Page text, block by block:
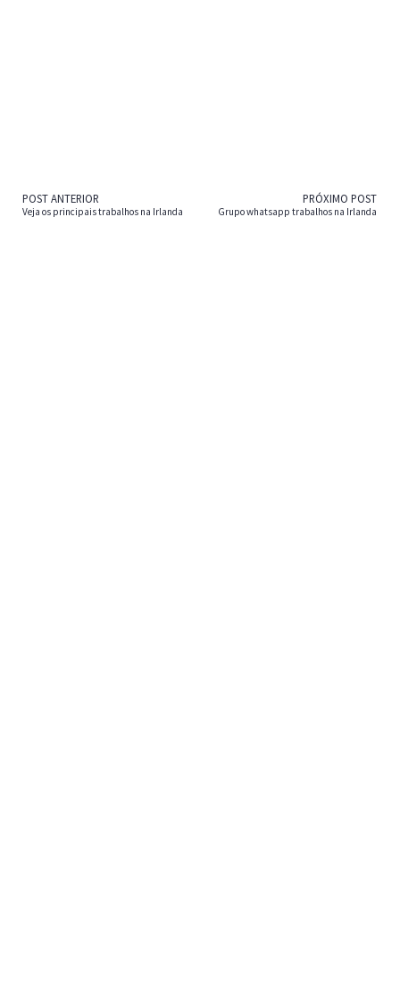
POST ANTERIOR
Veja os principais trabalhos na Irlanda
PRÓXIMO POST
Grupo whatsapp trabalhos na Irlanda